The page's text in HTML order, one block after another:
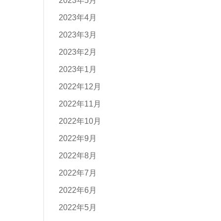
2023年4月
2023年3月
2023年2月
2023年1月
2022年12月
2022年11月
2022年10月
2022年9月
2022年8月
2022年7月
2022年6月
2022年5月